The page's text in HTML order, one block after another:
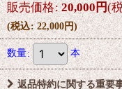
販売価格: 20,000円(
(税込: 22,000円)
数量: 本
返品特約に関する重要